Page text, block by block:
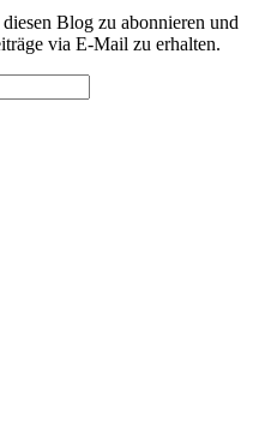
Blog zu abonnieren und
via E-Mail zu erhalten.